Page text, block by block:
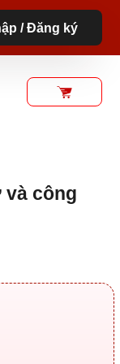
/ Đăng ký
và công